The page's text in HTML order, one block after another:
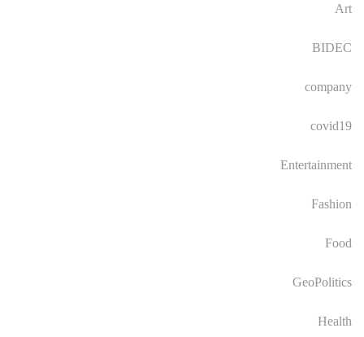
Art
BIDEC
company
covid19
Entertainment
Fashion
Food
GeoPolitics
Health